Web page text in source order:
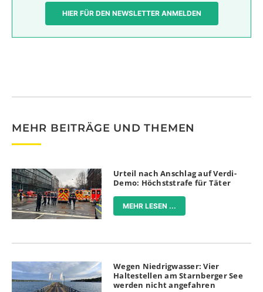
HIER FÜR DEN NEWSLETTER ANMELDEN
MEHR BEITRÄGE UND THEMEN
Urteil nach Anschlag auf Verdi-
Demo: Höchststrafe für Täter
MEHR LESEN ...
Wegen Niedrigwasser: Vier
Haltestellen am Starnberger See
werden nicht angefahren